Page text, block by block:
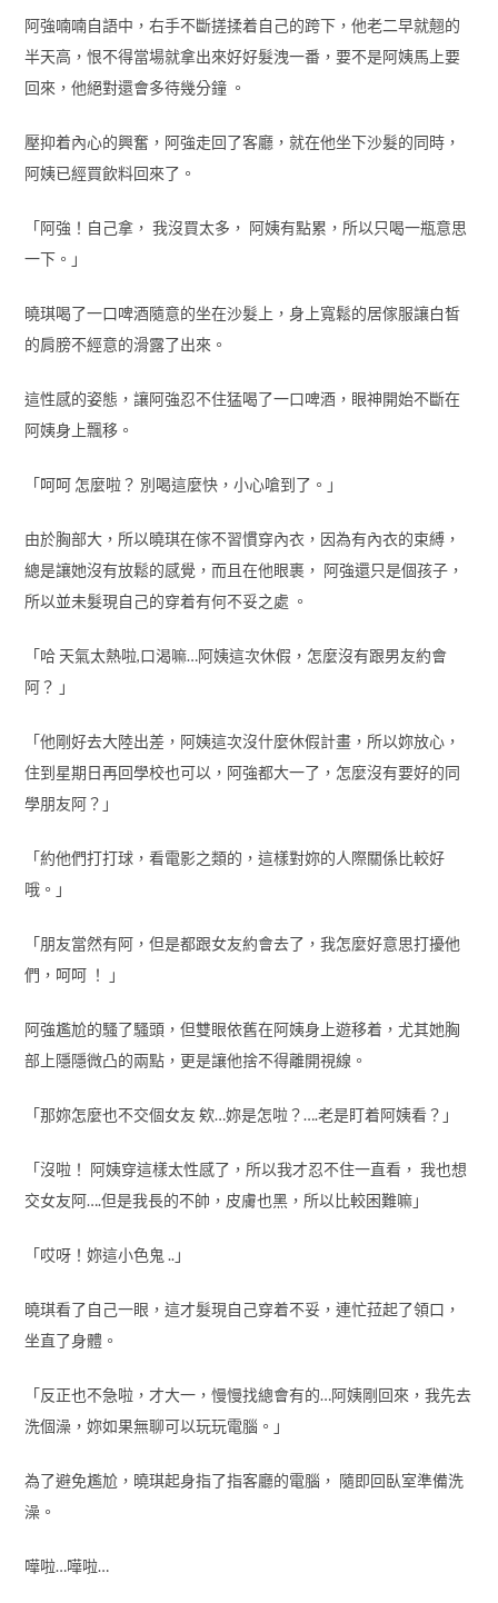
阿強喃喃自語中，右手不斷搓揉着自己的跨下，他老二早就翹的
半天高，恨不得當場就拿出來好好髮洩一番，要不是阿姨馬上要
回來，他絕對還會多待幾分鐘 。
壓抑着內心的興奮，阿強走回了客廳，就在他坐下沙髮的同時，
阿姨已經買飲料回來了。
「阿強！自己拿， 我沒買太多， 阿姨有點累，所以只喝一瓶意思
一下。」
曉琪喝了一口啤酒隨意的坐在沙髮上，身上寬鬆的居傢服讓白皙
的肩膀不經意的滑露了出來。
這性感的姿態，讓阿強忍不住猛喝了一口啤酒，眼神開始不斷在
阿姨身上飄移。
「呵呵 怎麼啦？ 別喝這麼快，小心嗆到了。」
由於胸部大，所以曉琪在傢不習慣穿內衣，因為有內衣的束縛，
總是讓她沒有放鬆的感覺，而且在他眼裹， 阿強還只是個孩子，
所以並未髮現自己的穿着有何不妥之處 。
「哈 天氣太熱啦,口渴嘛…阿姨這次休假，怎麼沒有跟男友約會
阿？ 」
「他剛好去大陸出差，阿姨這次沒什麼休假計畫，所以妳放心，
住到星期日再回學校也可以，阿強都大一了，怎麼沒有要好的同
學朋友阿？」
「約他們打打球，看電影之類的，這樣對妳的人際關係比較好
哦。」
「朋友當然有阿，但是都跟女友約會去了，我怎麼好意思打擾他
們，呵呵 ！ 」
阿強尷尬的騷了騷頭，但雙眼依舊在阿姨身上遊移着，尤其她胸
部上隱隱微凸的兩點，更是讓他捨不得離開視線。
「那妳怎麼也不交個女友 欸…妳是怎啦？….老是盯着阿姨看？」
「沒啦！ 阿姨穿這樣太性感了，所以我才忍不住一直看， 我也想
交女友阿….但是我長的不帥，皮膚也黑，所以比較困難嘛」
「哎呀！妳這小色鬼 ..」
曉琪看了自己一眼，這才髮現自己穿着不妥，連忙菈起了領口，
坐直了身體。
「反正也不急啦，才大一，慢慢找總會有的…阿姨剛回來，我先去
洗個澡，妳如果無聊可以玩玩電腦。」
為了避免尷尬，曉琪起身指了指客廳的電腦， 隨即回臥室準備洗
澡。
嘩啦…嘩啦…